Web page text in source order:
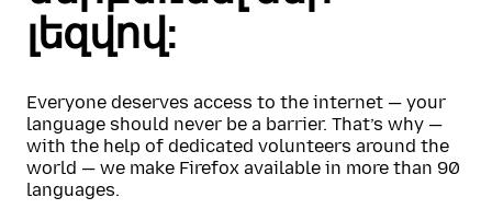
լեզվով:
Everyone deserves access to the internet — your
language should never be a barrier. That’s why —
with the help of dedicated volunteers around the
world — we make Firefox available in more than 90
languages.